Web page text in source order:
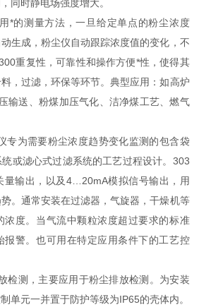
同时静电场强度增大。
测量方法，一旦给定单点的粉尘浓度
生成，粉尘仪自动跟踪浓度值的变化，不
重复性，可靠性和操作方便*性，使得其
，过滤，环保等环节。典型应用：如高炉
输送、粉煤加压气化、洁净煤工艺、燃气
为需要粉尘浓度趋势变化监测的包含袋
或滤心式过滤系统的工艺过程设计。303
量输出，以及4…20mA模拟信号输出，用
。通常安装在过滤器，气旋器，干燥机等
浓度。当气流中颗粒浓度超过要求的标准
报警。也可用在特定应用条件下的工艺控
测，主要应用于粉尘排放检测。为安装
单元一并置于防护等级为IP65的壳体内。